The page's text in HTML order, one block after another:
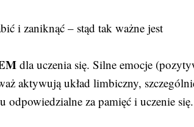
i zaniknąć – stąd tak ważne jest
dla uczenia się. Silne emocje
aktywują układ limbiczny,
odpowiedzialne za pamięć i uczenie się.